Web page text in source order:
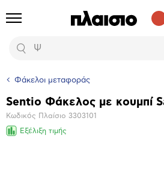
Προϊόντα
Αναζήτηση
Φάκελοι μεταφοράς
Βασικά
χαρακτηριστικά
Sentio Φάκελος με κουμπί
Κωδικός Πλαίσιο 3303101
Εξέλιξη τιμής